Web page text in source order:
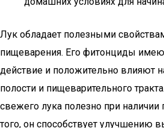
Лук обладает полезными
пищеварения. Его фитонциды
действие и положительно влияют
полости и пищеварительного
свежего лука полезно при
того, он способствует улучшению